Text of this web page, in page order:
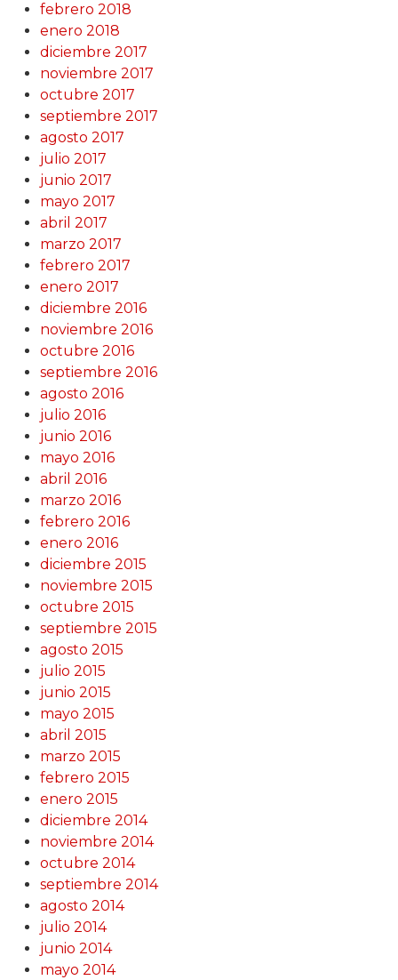
febrero 2018
enero 2018
diciembre 2017
noviembre 2017
octubre 2017
septiembre 2017
agosto 2017
julio 2017
junio 2017
mayo 2017
abril 2017
marzo 2017
febrero 2017
enero 2017
diciembre 2016
noviembre 2016
octubre 2016
septiembre 2016
agosto 2016
julio 2016
junio 2016
mayo 2016
abril 2016
marzo 2016
febrero 2016
enero 2016
diciembre 2015
noviembre 2015
octubre 2015
septiembre 2015
agosto 2015
julio 2015
junio 2015
mayo 2015
abril 2015
marzo 2015
febrero 2015
enero 2015
diciembre 2014
noviembre 2014
octubre 2014
septiembre 2014
agosto 2014
julio 2014
junio 2014
mayo 2014